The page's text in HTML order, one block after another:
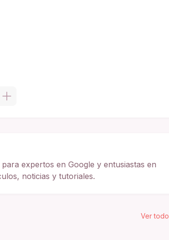
expertos en Google y entusiastas en
noticias y tutoriales.
Ver todo